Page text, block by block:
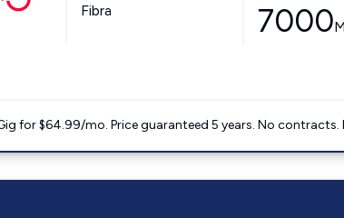
Fibra 7000
for $64.99/mo. Price guaranteed 5 years. No